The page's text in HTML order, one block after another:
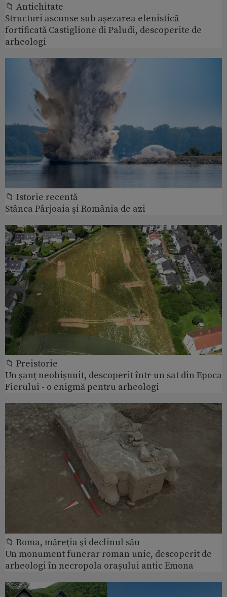
📁 Antichitate
Structuri ascunse sub așezarea elenistică
fortificată Castiglione di Paludi, descoperite de
arheologi
📁 Istorie recentă
Stânca Pârjoaia şi România de azi
📁 Preistorie
Un șanț neobișnuit, descoperit într-un sat din Epoca
Fierului - o enigmă pentru arheologi
📁 Roma, măreţia şi declinul său
Un monument funerar roman unic, descoperit de
arheologi în necropola orașului antic Emona